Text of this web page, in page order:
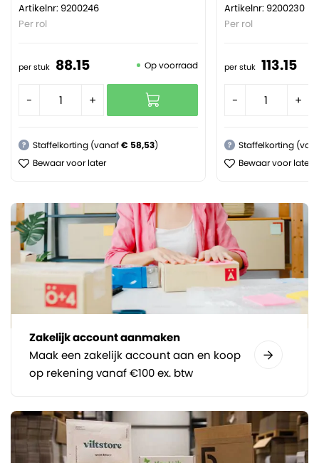
Artikelnr: 9200246
Per rol
per stuk 88.15 Op voorraad
- +
? Staffelkorting (vanaf€ 58,53)
Bewaar voor later
Artikelnr: 9200230
Per rol
per stuk 113.15
- +
?
Staffelkorting
Bewaar voor later
Zakelijk account aanmaken
Maak een zakelijk account aan en koop
op rekening vanaf €100 ex. btw